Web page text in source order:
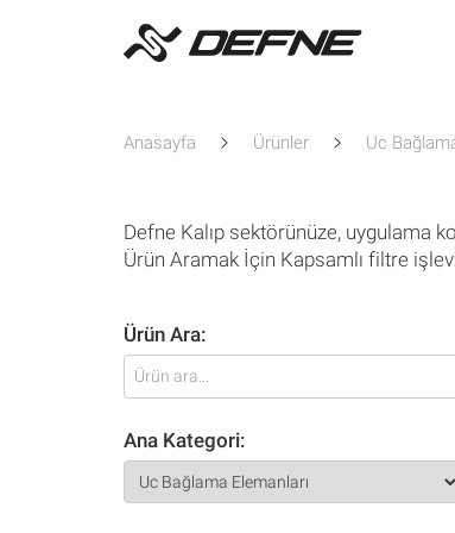
Anasayfa Ürünler Uc
Defne Kalıp sektörünüze, uygulama
Ürün Aramak İçin Kapsamlı filtre
Ürün Ara:
Ana Kategori: